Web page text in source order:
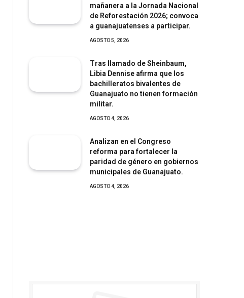
mañanera a la Jornada Nacional
de Reforestación 2026; convoca
a guanajuatenses a participar.
AGOSTO 5, 2026
Tras llamado de Sheinbaum,
Libia Dennise afirma que los
bachilleratos bivalentes de
Guanajuato no tienen formación
militar.
AGOSTO 4, 2026
Analizan en el Congreso
reforma para fortalecer la
paridad de género en gobiernos
municipales de Guanajuato.
AGOSTO 4, 2026